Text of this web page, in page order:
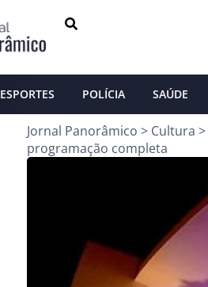
ESPORTES POLÍCIA SAÚDE
Jornal Panorâmico > Cultura >
programação completa